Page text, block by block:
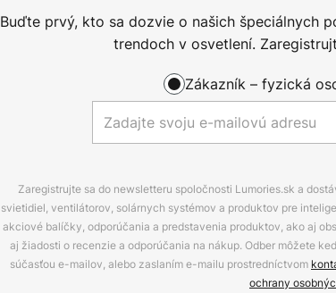
Buďte prvý, kto sa dozvie o našich špeciálnych
trendoch v osvetlení.
Zákazník – fyzická
Zaregistrujte sa do newsletteru spoločnosti Lumories.sk a
svietidiel, ventilátorov, solárnych systémov a produktov pre
akciové balíčky, odporúčania a predstavenia produktov, ako aj
aj žiadosti o recenzie a odporúčania na nákup. Odber môžete
súčasťou e-mailov, alebo zaslaním e-mailu prostredníctvom
ochrany